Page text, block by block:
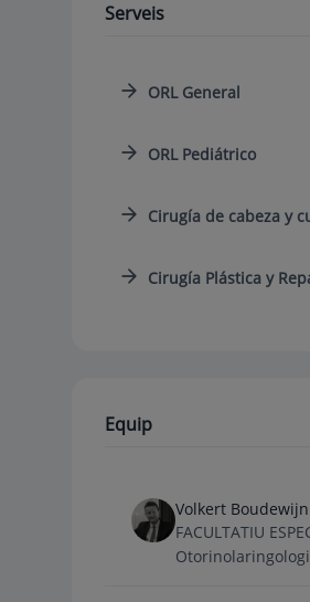
Serveis
ORL General
ORL Pediátrico
Cirugía de cabeza y
Cirugía Plástica y
Equip
Volkert
FACULTATIU